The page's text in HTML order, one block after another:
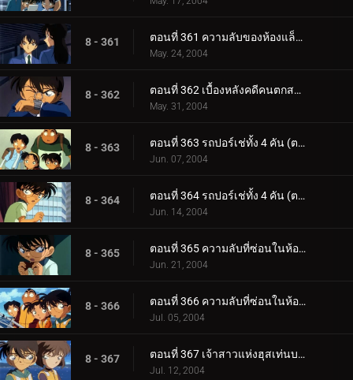
8 - 361 ตอนที่ 361 ความลับของห้องแล็ปฯ โทโตะ (ตอนจบ)
May. 24, 2004
8 - 362 ตอนที่ 362 เบื้องหลังคดีคนตกสถานีรถไฟ
May. 31, 2004
8 - 363 ตอนที่ 363 รถปอร์เช่ทั้ง 4 คัน (ตอนแรก)
Jun. 07, 2004
8 - 364 ตอนที่ 364 รถปอร์เช่ทั้ง 4 คัน (ตอนจบ)
Jun. 14, 2004
8 - 365 ตอนที่ 365 ความลับที่ซ่อนในห้องสุขา (ตอนแรก)
Jun. 21, 2004
8 - 366 ตอนที่ 366 ความลับที่ซ่อนในห้องสุขา (ตอนจบ)
Jul. 05, 2004
8 - 367 ตอนที่ 367 เจ้าสาวแห่งฮุสเท่นบอสช์ (ตอนพิเศษ ตอนแรก)
Jul. 12, 2004